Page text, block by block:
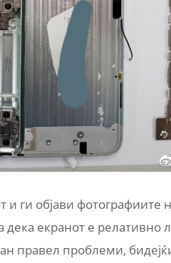
ги објави фотографиите
дека екранот е релативно
правел проблеми,